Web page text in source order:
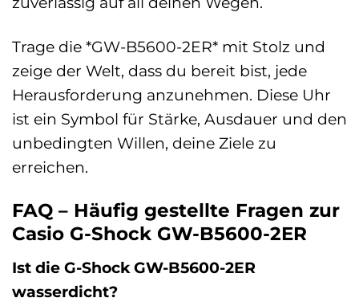
Trage die *GW-B5600-2ER* mit Stolz und
zeige der Welt, dass du bereit bist, jede
Herausforderung anzunehmen. Diese Uhr
ist ein Symbol für Stärke, Ausdauer und den
unbedingten Willen, deine Ziele zu
erreichen.
FAQ – Häufig gestellte Fragen zur
Casio G-Shock GW-B5600-2ER
Ist die G-Shock GW-B5600-2ER
wasserdicht?